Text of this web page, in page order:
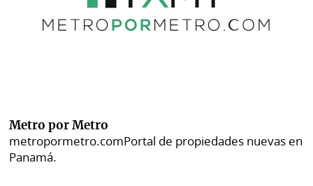
Metro por Metro
metropormetro.comPortal de propiedades nuevas en
Panamá.